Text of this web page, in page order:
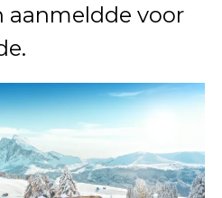
aanmeldde voor